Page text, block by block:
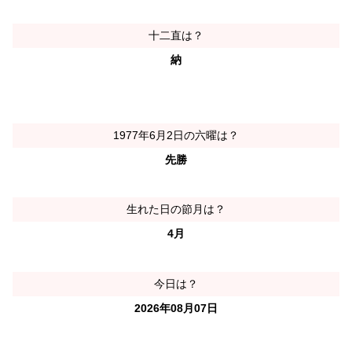
十二直は？
納
1977年6月2日の六曜は？
先勝
生れた日の節月は？
4月
今日は？
2026年08月07日